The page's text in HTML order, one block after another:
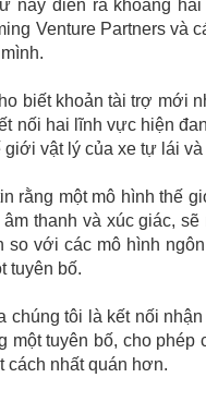
này diễn ra khoảng
Venture Partners và
biết khoản tài trợ mới
nối hai lĩnh vực hiện
giới vật lý của xe tự lái và
rằng một mô hình thế
thanh và xúc giác,
so với các mô hình
tuyên bố.
chúng tôi là kết nối
một tuyên bố, cho
cách nhất quán hơn.